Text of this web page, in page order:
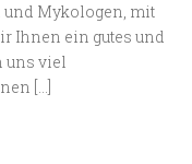
und Mykologen, mit
Ihnen ein gutes und
uns viel
[…]